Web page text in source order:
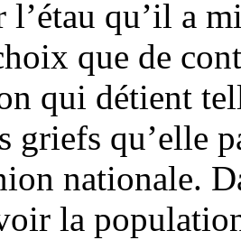
l’étau qu’il a
que de
qui détient
griefs qu’elle
nationale.
la